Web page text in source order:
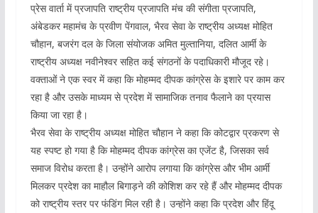
प्रेस वार्ता में प्रजापति राष्ट्रीय प्रजापति मंच की संगीता प्रजापति,
अंबेडकर महामंच के प्रवीण पेंगवाल, भैरव सेवा के राष्ट्रीय अध्यक्ष मोहित
चौहान, बजरंग दल के जिला संयोजक अमित मुल्तानिया, दलित आर्मी के
राष्ट्रीय अध्यक्ष नवीनेश्वर सहित कई संगठनों के पदाधिकारी मौजूद रहे।
वक्ताओं ने एक स्वर में कहा कि मोहम्मद दीपक कांग्रेस के इशारे पर काम कर
रहा है और उसके माध्यम से प्रदेश में सामाजिक तनाव फैलाने का प्रयास
किया जा रहा है।
भैरव सेवा के राष्ट्रीय अध्यक्ष मोहित चौहान ने कहा कि कोटद्वार प्रकरण से
यह स्पष्ट हो गया है कि मोहम्मद दीपक कांग्रेस का एजेंट है, जिसका सर्व
समाज विरोध करता है। उन्होंने आरोप लगाया कि कांग्रेस और भीम आर्मी
मिलकर प्रदेश का माहौल बिगाड़ने की कोशिश कर रहे हैं और मोहम्मद दीपक
को राष्ट्रीय स्तर पर फंडिंग मिल रही है। उन्होंने कहा कि प्रदेश और हिंदू